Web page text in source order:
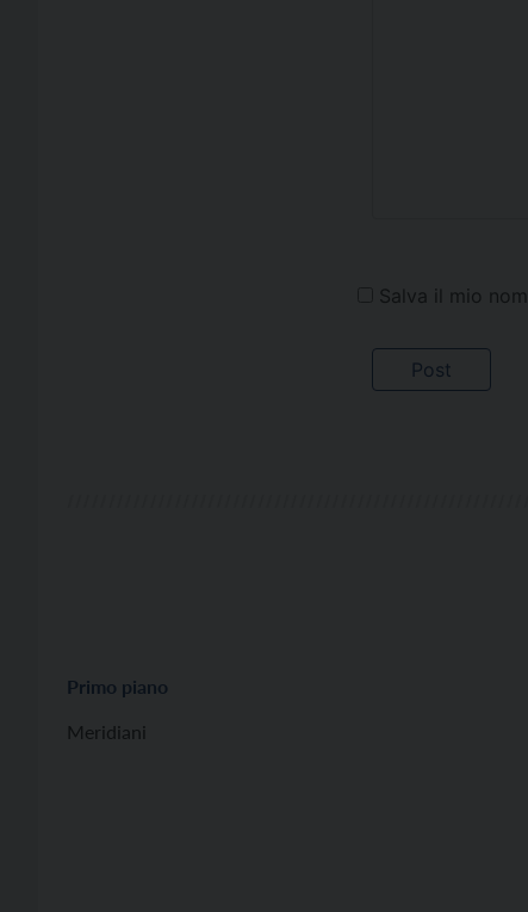
Salva il mio
Primo piano
Meridiani